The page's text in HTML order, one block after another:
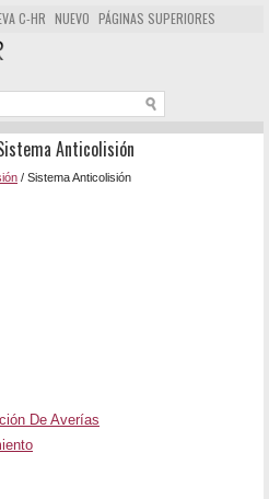
C-HR NUEVO PÁGINAS SUPERIORES
Anticolisión
/ Sistema Anticolisión
De Averías